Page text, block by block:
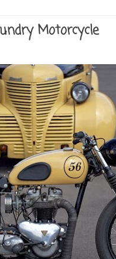
Motorcycle